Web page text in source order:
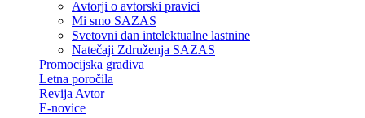
Avtorji o avtorski pravici
Mi smo SAZAS
Svetovni dan intelektualne lastnine
Natečaji Združenja SAZAS
Promocijska gradiva
Letna poročila
Revija Avtor
E-novice